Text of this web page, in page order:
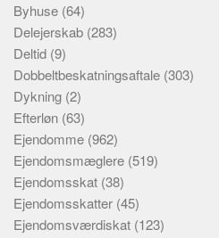
Byhuse (64)
Delejerskab (283)
Deltid (9)
Dobbeltbeskatningsaftale (303)
Dykning (2)
Efterløn (63)
Ejendomme (962)
Ejendomsmæglere (519)
Ejendomsskat (38)
Ejendomsskatter (45)
Ejendomsværdiskat (123)